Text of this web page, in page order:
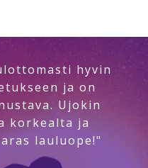
hyvin
ja on
Ujokin
korkealta ja
lauluope!"